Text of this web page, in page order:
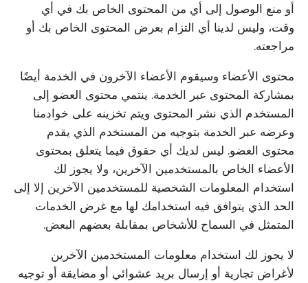
أو منع الوصول إلى أي من المحتوى الخاص بك في أي
وقت، وليس لدينا أي التزام بعرض المحتوى الخاص بك أو
مراجعته.
محتوى الأعضاء وسيقوم الأعضاء الآخرون في الخدمة أيضًا
بمشاركة المحتوى عبر الخدمة. ينتمي محتوى العضو إلى
المستخدم الذي نشر المحتوى ويتم تخزينه على خوادمنا
وعرضه عبر الخدمة بتوجيه من المستخدم الذي يقدم
محتوى العضو. ليس لديك أي حقوق فيما يتعلق بمحتوى
الأعضاء الخاص بالمستخدمين الآخرين، ولا يجوز لك
استخدام المعلومات الشخصية للمستخدمين الآخرين إلا إلى
الحد الذي يتوافق فيه استخدامك لها مع غرض الخدمات
المتمثل في السماح للأشخاص بمقابلة بعضهم البعض.
لا يجوز لك استخدام معلومات المستخدمين الآخرين
لأغراض تجارية أو إرسال بريد عشوائي أو مضايقة أو توجيه